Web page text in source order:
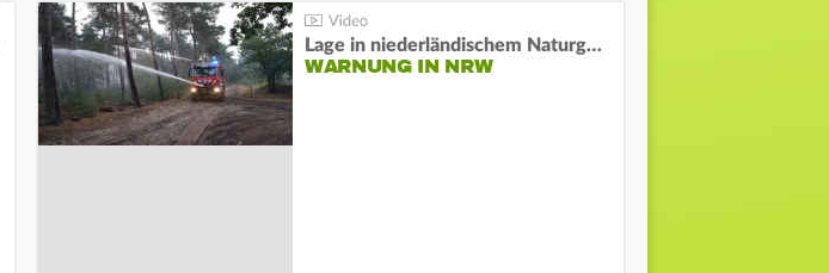
Lage in niederländischem Naturgebiet stabil
WARNUNG IN NRW